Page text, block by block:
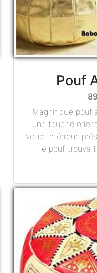
Pouf
Magnifique pouf
une touche
votre intérieur.
le pouf trouve